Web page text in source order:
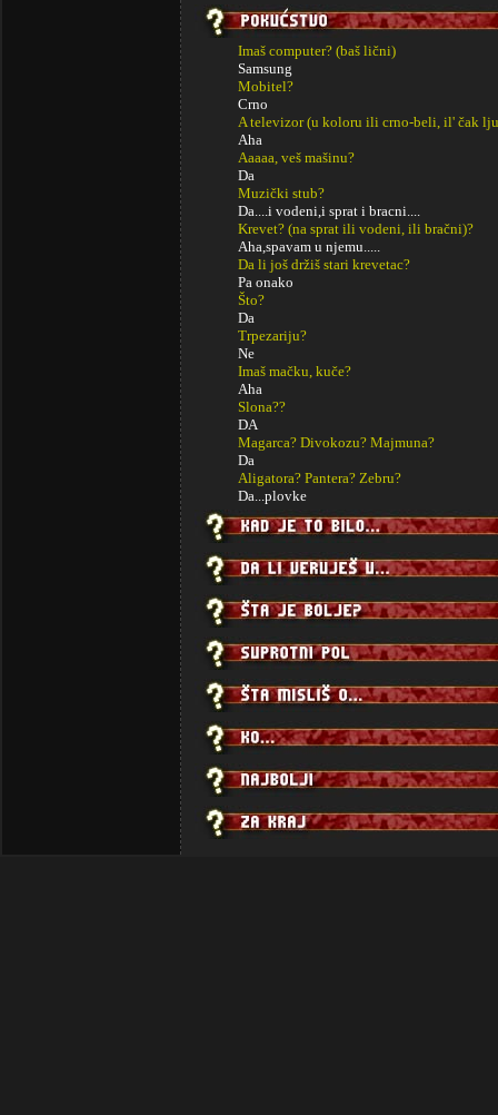
Imaš computer? (baš lični)
Samsung
Mobitel?
Crno
A televizor (u koloru ili crno-beli, il' čak
Aha
Aaaaa, veš mašinu?
Da
Muzički stub?
Da....i vodeni,i sprat i bracni....
Krevet? (na sprat ili vodeni, ili bračni)?
Aha,spavam u njemu.....
Da li još držiš stari krevetac?
Pa onako
Što?
Da
Trpezariju?
Ne
Imaš mačku, kuče?
Aha
Slona??
DA
Magarca? Divokozu? Majmuna?
Da
Aligatora? Pantera? Zebru?
Da...plovke